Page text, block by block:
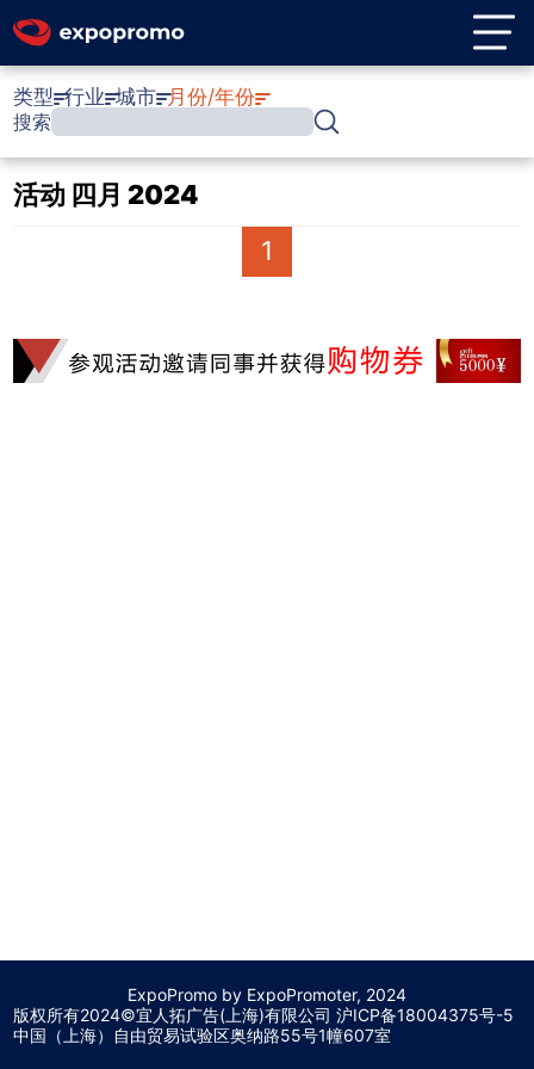
类型 行业 城市 月份/年份
搜索
活动 四月 2024
1
ExpoPromo by ExpoPromoter, 2024
版权所有2024©宜人拓广告(上海)有限公司 沪ICP备18004375号-5
中国（上海）自由贸易试验区奥纳路55号1幢607室